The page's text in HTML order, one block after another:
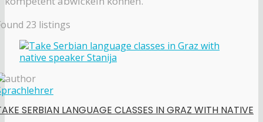
23 listings
SERBIAN LANGUAGE CLASSES IN GRAZ WITH NATIVE